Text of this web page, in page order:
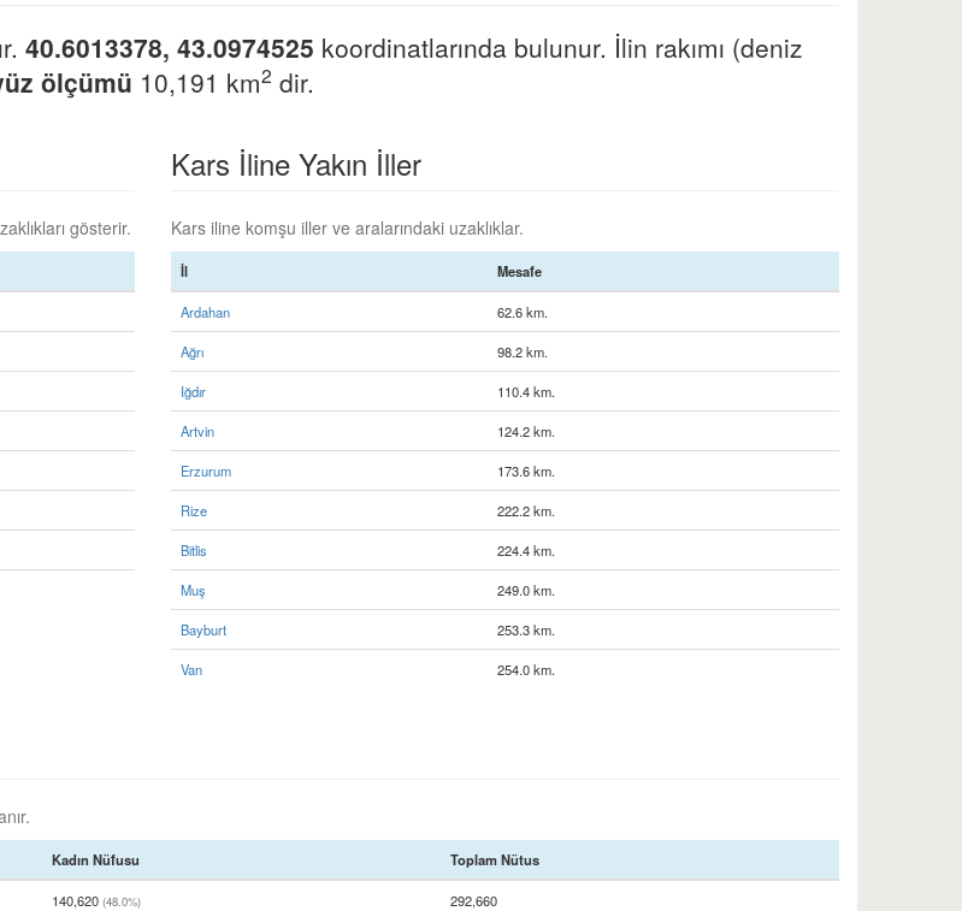
40.6013378, 43.0974525 koordinatlarında bulunur. İlin rakımı (deniz
ölçümü 10,191 km2 dir.
gösterir.
Kars İline Yakın İller
Kars iline komşu iller ve aralarındaki uzaklıklar.
İl Mesafe
Ardahan 62.6 km.
Ağrı 98.2 km.
Iğdır 110.4 km.
Artvin 124.2 km.
Erzurum 173.6 km.
Rize 222.2 km.
Bitlis 224.4 km.
Muş 249.0 km.
Bayburt 253.3 km.
Van 254.0 km.
Kadın Nüfusu Toplam Nütus
140,620 (48.0%) 292,660